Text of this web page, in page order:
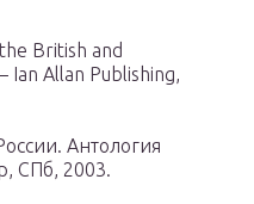
British and
Ian Allan Publishing,
Антология
СПб, 2003.